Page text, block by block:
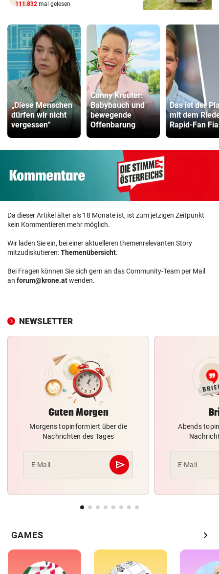
111.832 mal gelesen
„Diese Menschen
dürfen wir nicht
vergessen“
Conny Kreuter:
Babybauch und
bewegende
Offenbarung
Das ist der
mit dem
Rapid-Fan
Da dieser Artikel älter als 18 Monate ist, ist zum jetzigen Zeitpunkt
kein Kommentieren mehr möglich.
Wir laden Sie ein, bei einer aktuelleren themenrelevanten Story
mitzudiskutieren:Themenübersicht.
Bei Fragen können Sie sich gern an das Community-Team per Mail
an forum@krone.atwenden.
NEWSLETTER
Guten Morgen
Morgens topinformiert über die
Nachrichten des Tages
E-Mail send
Abschicken
Abends
E-Mail
GAMES chevron_right